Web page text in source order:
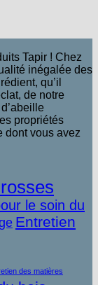
Tapir ! Chez
inégalée des
qu’il
de notre
propriétés
dont vous avez
le soin du
Entretien
des matières